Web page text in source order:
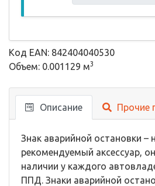
Код EAN: 842404040530
Объем: 0.001129 м3
Описание Прочие
Знак аварийной остановки –
рекомендуемый аксессуар,
наличии у каждого
ППД. Знаки аварийной